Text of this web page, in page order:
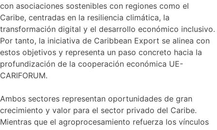
con asociaciones sostenibles con regiones como el
Caribe, centradas en la resiliencia climática, la
transformación digital y el desarrollo económico inclusivo.
Por tanto, la iniciativa de Caribbean Export se alinea con
estos objetivos y representa un paso concreto hacia la
profundización de la cooperación económica UE-
CARIFORUM.
Ambos sectores representan oportunidades de gran
crecimiento y valor para el sector privado del Caribe.
Mientras que el agroprocesamiento refuerza los vínculos